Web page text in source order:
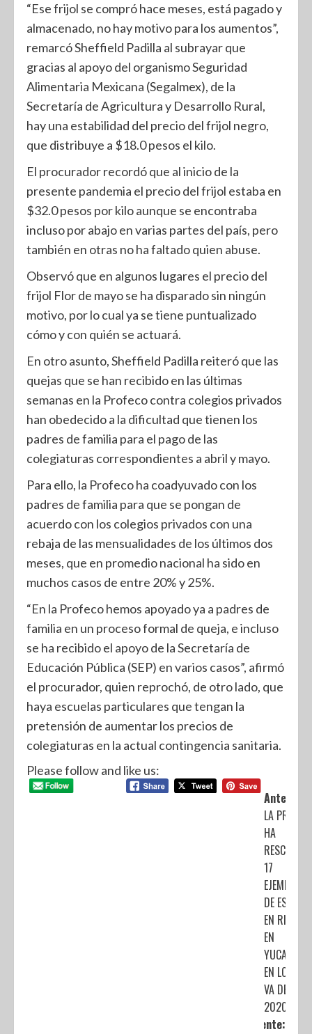
“Ese frijol se compró hace meses, está pagado y
almacenado, no hay motivo para los aumentos”,
remarcó Sheffield Padilla al subrayar que
gracias al apoyo del organismo Seguridad
Alimentaria Mexicana (Segalmex), de la
Secretaría de Agricultura y Desarrollo Rural,
hay una estabilidad del precio del frijol negro,
que distribuye a $18.0 pesos el kilo.
El procurador recordó que al inicio de la
presente pandemia el precio del frijol estaba en
$32.0 pesos por kilo aunque se encontraba
incluso por abajo en varias partes del país, pero
también en otras no ha faltado quien abuse.
Observó que en algunos lugares el precio del
frijol Flor de mayo se ha disparado sin ningún
motivo, por lo cual ya se tiene puntualizado
cómo y con quién se actuará.
En otro asunto, Sheffield Padilla reiteró que las
quejas que se han recibido en las últimas
semanas en la Profeco contra colegios privados
han obedecido a la dificultad que tienen los
padres de familia para el pago de las
colegiaturas correspondientes a abril y mayo.
Para ello, la Profeco ha coadyuvado con los
padres de familia para que se pongan de
acuerdo con los colegios privados con una
rebaja de las mensualidades de los últimos dos
meses, que en promedio nacional ha sido en
muchos casos de entre 20% y 25%.
“En la Profeco hemos apoyado ya a padres de
familia en un proceso formal de queja, e incluso
se ha recibido el apoyo de la Secretaría de
Educación Pública (SEP) en varios casos”, afirmó
el procurador, quien reprochó, de otro lado, que
haya escuelas particulares que tengan la
pretensión de aumentar los precios de
colegiaturas en la actual contingencia sanitaria.
Please follow and like us:
Anterior:
LA
HA
17
DE
EN RIESGO
EN
YUCATÁN,
EN LO QUE
VA DEL
2020
Siguiente: